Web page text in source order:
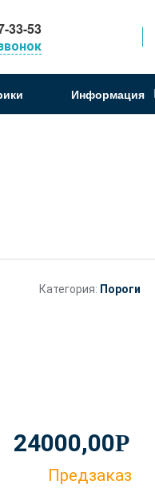
33-53
Информация
Категория: Пороги
24000,00Р
Предзаказ